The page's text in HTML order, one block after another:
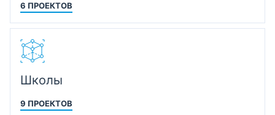
6 ПРОЕКТОВ
Школы
9 ПРОЕКТОВ